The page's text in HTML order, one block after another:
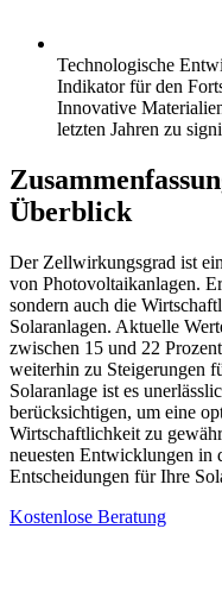
Technologische
Indikator für den
Innovative
letzten Jahren zu
Überblick
Der Zellwirkungsgrad ist
von Photovoltaikanlagen.
sondern auch die
Solaranlagen. Aktuelle
zwischen 15 und 22
weiterhin zu Steigerungen
Solaranlage ist es
berücksichtigen, um eine
Wirtschaftlichkeit zu
neuesten Entwicklungen in
Entscheidungen für Ihre
Kostenlose Beratung